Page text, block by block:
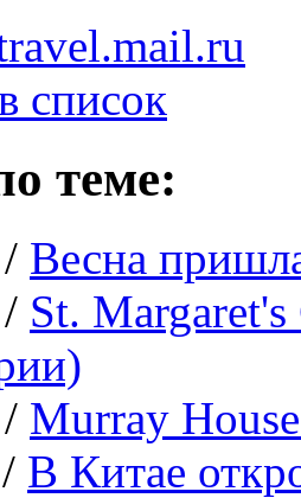
список
теме:
Весна
St. Margaret's
Murray
В Китае